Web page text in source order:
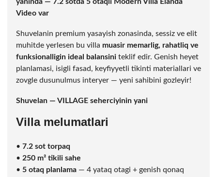
Video var
Shuvelanin premium yasayish zonasinda, sessiz ve elit
muhitde yerlesen bu villa muasir memarlig, rahatliq ve
funksionalligin ideal balansini teklif edir. Genish heyet
planlamasi, isigli fasad, keyfiyyetli tikinti materiallari ve
zovgle dusunulmus interyer — yeni sahibini gozleyir!
Shuvelan — VILLAGE seherciyinin yani
Villa melumatlari
• 7.2 sot torpaq
• 250 m² tikili sahe
• 5 otaq planlama — 4 yataq otagi + genish qonaq